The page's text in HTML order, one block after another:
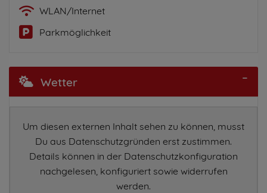
WLAN/Internet
Parkmöglichkeit
Wetter
Um diesen externen Inhalt sehen zu können, musst
Du aus Datenschutzgründen erst zustimmen.
Details können in der Datenschutzkonfiguration
nachgelesen, konfiguriert sowie widerrufen
werden.